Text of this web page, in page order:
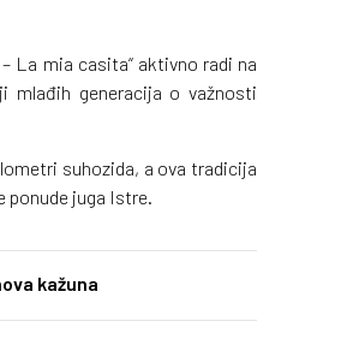
La mia casita“ aktivno radi na
mlađih generacija o važnosti
suhozida, a ova tradicija
ponude juga Istre.
kažuna